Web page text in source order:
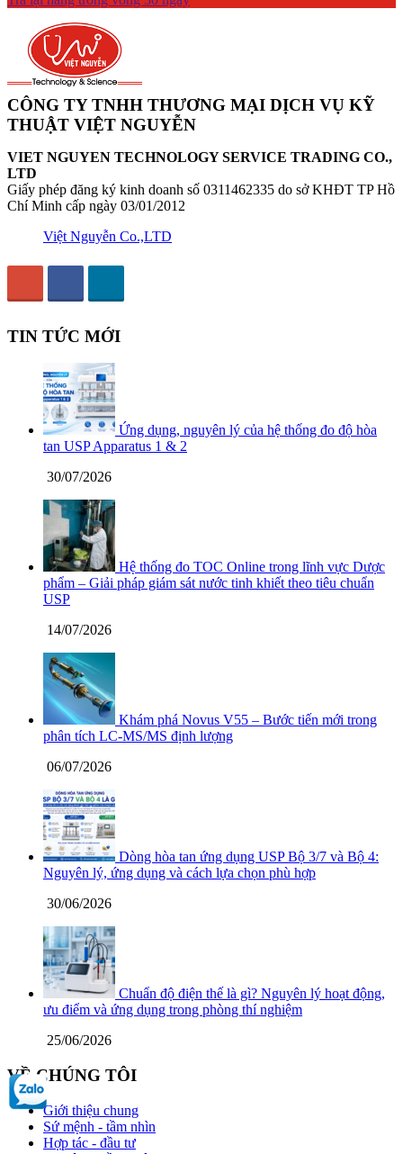
CÔNG TY TNHH THƯƠNG MẠI DỊCH VỤ KỸ
THUẬT VIỆT NGUYỄN
VIET NGUYEN TECHNOLOGY SERVICE TRADING CO.,
LTD
Giấy phép đăng ký kinh doanh số 0311462335 do sở KHĐT TP Hồ
Chí Minh cấp ngày 03/01/2012
Việt Nguyễn Co.,LTD
TIN TỨC MỚI
Ứng dụng, nguyên lý của hệ thống đo độ hòa
tan USP Apparatus 1 & 2
30/07/2026
Hệ thống đo TOC Online trong lĩnh vực Dược
phẩm – Giải pháp giám sát nước tinh khiết theo tiêu chuẩn
USP
14/07/2026
Khám phá Novus V55 – Bước tiến mới trong
phân tích LC-MS/MS định lượng
06/07/2026
Dòng hòa tan ứng dụng USP Bộ 3/7 và Bộ 4:
Nguyên lý, ứng dụng và cách lựa chọn phù hợp
30/06/2026
Chuẩn độ điện thế là gì? Nguyên lý hoạt động,
ưu điểm và ứng dụng trong phòng thí nghiệm
25/06/2026
VỀ CHÚNG TÔI
Giới thiệu chung
Sứ mệnh - tầm nhìn
Hợp tác - đầu tư